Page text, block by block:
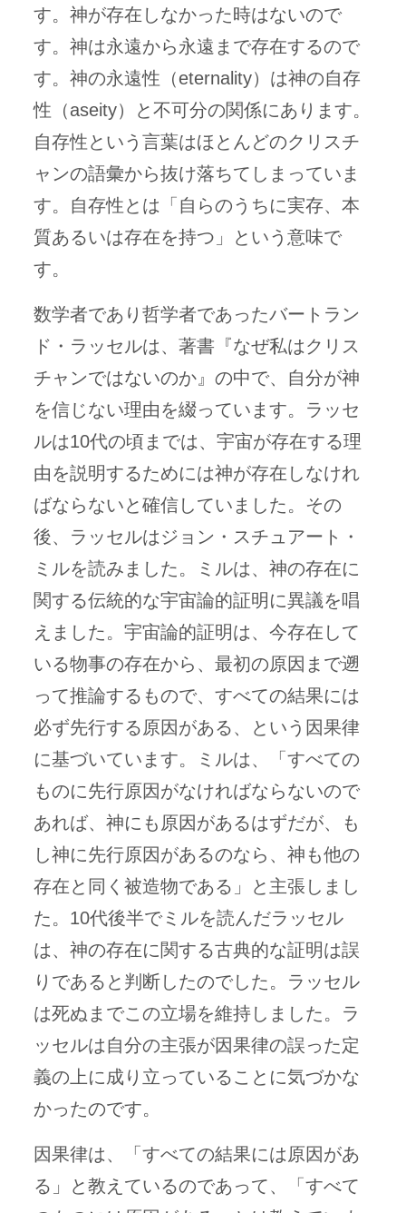
す。神が存在しなかった時はないので
す。神は永遠から永遠まで存在するので
す。神の永遠性（eternality）は神の自存
性（aseity）と不可分の関係にあります。
自存性という言葉はほとんどのクリスチ
ャンの語彙から抜け落ちてしまっていま
す。自存性とは「自らのうちに実存、本
質あるいは存在を持つ」という意味で
す。
数学者であり哲学者であったバートラン
ド・ラッセルは、著書『なぜ私はクリス
チャンではないのか』の中で、自分が神
を信じない理由を綴っています。ラッセ
ルは10代の頃までは、宇宙が存在する理
由を説明するためには神が存在しなけれ
ばならないと確信していました。その
後、ラッセルはジョン・スチュアート・
ミルを読みました。ミルは、神の存在に
関する伝統的な宇宙論的証明に異議を唱
えました。宇宙論的証明は、今存在して
いる物事の存在から、最初の原因まで遡
って推論するもので、すべての結果には
必ず先行する原因がある、という因果律
に基づいています。ミルは、「すべての
ものに先行原因がなければならないので
あれば、神にも原因があるはずだが、も
し神に先行原因があるのなら、神も他の
存在と同く被造物である」と主張しまし
た。10代後半でミルを読んだラッセル
は、神の存在に関する古典的な証明は誤
りであると判断したのでした。ラッセル
は死ぬまでこの立場を維持しました。ラ
ッセルは自分の主張が因果律の誤った定
義の上に成り立っていることに気づかな
かったのです。
因果律は、「すべての結果には原因があ
る」と教えているのであって、「すべて